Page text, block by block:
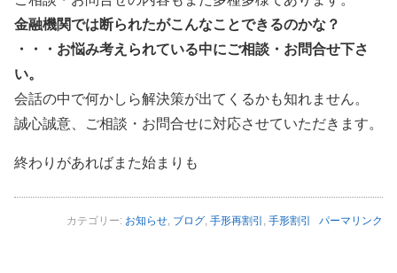
金融機関では断られたがこんなことできるのかな？
・・・お悩み考えられている中にご相談・お問合せ下さ
い。
会話の中で何かしら解決策が出てくるかも知れません。
誠心誠意、ご相談・お問合せに対応させていただきます。
終わりがあればまた始まりも
カテゴリー: お知らせ, ブログ, 手形再割引 , 手形割引 パーマリンク